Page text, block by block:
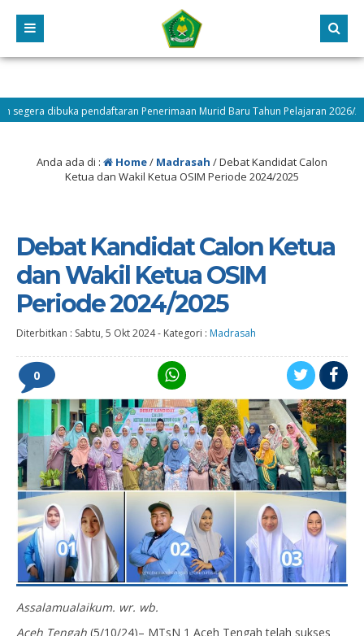
dibuka pendaftaran Penerimaan Murid Baru Tahun Pelajaran 2026/2027 cek
Anda ada di : Home/ Madrasah /Debat Kandidat Calon
Ketua dan Wakil Ketua OSIM Periode 2024/2025
Debat Kandidat Calon Ketua
dan Wakil Ketua OSIM
Periode 2024/2025
Diterbitkan : Sabtu, 5 Okt 2024- Kategori : Madrasah
0
Assalamualaikum. wr. wb.
Aceh Tengah (5/10/24)– MTsN 1 Aceh Tengah telah sukses